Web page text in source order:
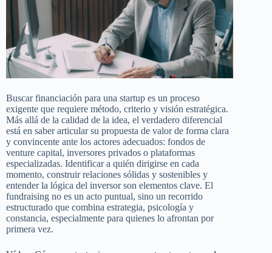
Buscar financiación para una startup es un proceso
exigente que requiere método, criterio y visión estratégica.
Más allá de la calidad de la idea, el verdadero diferencial
está en saber articular su propuesta de valor de forma clara
y convincente ante los actores adecuados: fondos de
venture capital, inversores privados o plataformas
especializadas. Identificar a quién dirigirse en cada
momento, construir relaciones sólidas y sostenibles y
entender la lógica del inversor son elementos clave. El
fundraising no es un acto puntual, sino un recorrido
estructurado que combina estrategia, psicología y
constancia, especialmente para quienes lo afrontan por
primera vez.